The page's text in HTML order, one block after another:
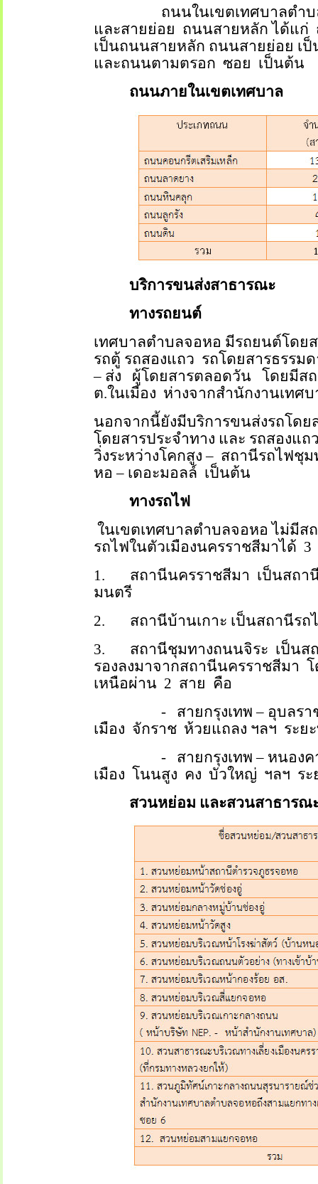
ถนนในเขตเทศบาลตำ
และสายย่อย ถนนสายหลัก ได้แก่
เป็นถนนสายหลัก ถนนสายย่อย เ
และถนนตามตรอก ซอย เป็นต้น
ถนนภายในเขตเทศบาล
บริการขนส่งสาธารณะ
ทางรถยนต์
เทศบาลตำบลจอหอ มีรถยนต์โดยส
รถตู้ รถสองแถว รถโดยสารธรรม
– ส่ง ผู้โดยสารตลอดวัน
โดยมีส
ต.ในเมือง ห่างจากสำนักงานเทศ
นอกจากนี้ยังมีบริการขนส่งรถโดย
โดยสารประจำทาง และ รถสองแถ
วิ่งระหว่างโคกสูง– สถานีรถไฟชุม
หอ– เดอะมอลล์ เป็นต้น
ทางรถไฟ
ในเขตเทศบาลตำบลจอหอ ไม่มีส
รถไฟในตัวเมืองนครราชสีมาได้ 3
1.
สถานีนครราชสีมา เป็นสถา
มนตรี
2.
สถานีบ้านเกาะ เป็นสถานีร
3.
สถานีชุมทางถนนจิระ เป็นส
รองลงมาจากสถานีนครราชสีมา
เหนือผ่าน 2 สาย คือ
-
สายกรุงเทพ– อุบลรา
เมือง จักราช ห้วยแถลง ฯลฯ ระย
-
สายกรุงเทพ– หนองค
เมือง โนนสูง คง บัวใหญ่ ฯลฯ ร
สวนหย่อม และสวนสาธารณ